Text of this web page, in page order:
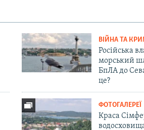
ВІЙНА ТА
Російська
морський
БпЛА до
це?
ФОТОГАЛЕРЕЇ
Краса